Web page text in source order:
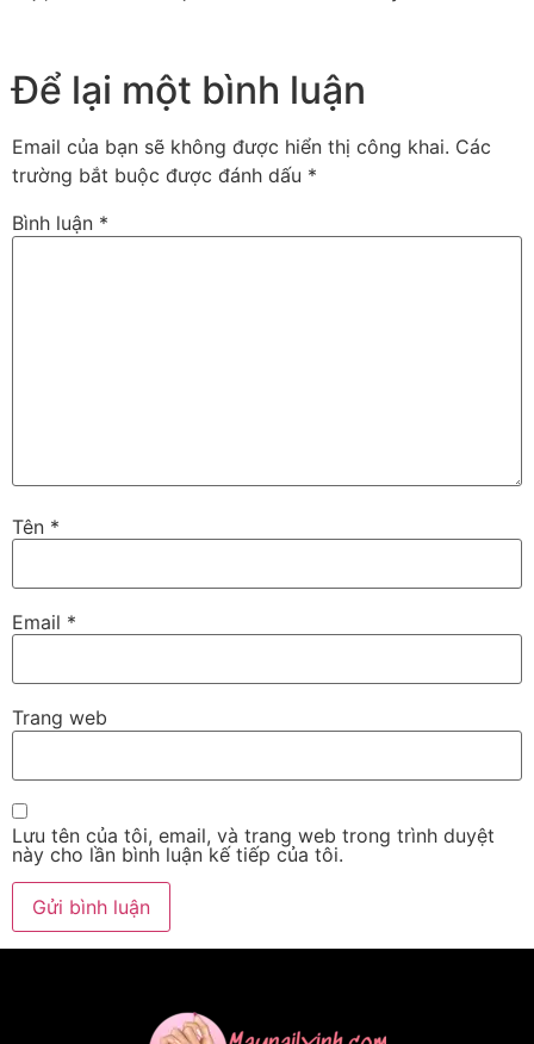
Để lại một bình luận
Email của bạn sẽ không được hiển thị công khai. Các
trường bắt buộc được đánh dấu *
Bình luận *
Tên *
Email *
Trang web
Lưu tên của tôi, email, và trang web trong trình duyệt
này cho lần bình luận kế tiếp của tôi.